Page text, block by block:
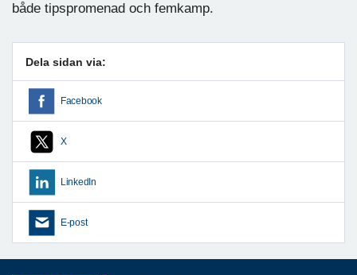
både tipspromenad och femkamp.
Dela sidan via:
Facebook
X
LinkedIn
E-post